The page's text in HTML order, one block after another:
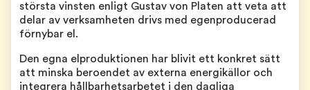
största vinsten enligt Gustav von Platen att veta att
delar av verksamheten drivs med egenproducerad
förnybar el.
Den egna elproduktionen har blivit ett konkret sätt
att minska beroendet av externa energikällor och
integrera hållbarhetsarbetet i den dagliga